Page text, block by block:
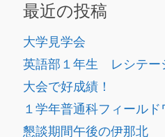
最近の投稿
大学見学会
英語部１年生 レシテー
大会で好成績！
１学年普通科フィールド
懇談期間午後の伊那北